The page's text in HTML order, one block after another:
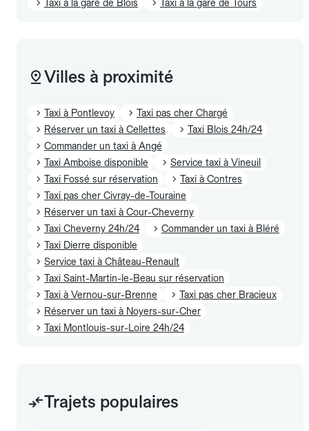
Taxi à la gare de Blois Taxi à la gare de Tours
Villes à proximité
Taxi à Pontlevoy
Taxi pas cher Chargé
Réserver un taxi à Cellettes
Taxi Blois 24h/24
Commander un taxi à Angé
Taxi Amboise disponible
Service taxi à Vineuil
Taxi Fossé sur réservation
Taxi à Contres
Taxi pas cher Civray-de-Touraine
Réserver un taxi à Cour-Cheverny
Taxi Cheverny 24h/24
Commander un taxi à Bléré
Taxi Dierre disponible
Service taxi à Château-Renault
Taxi Saint-Martin-le-Beau sur réservation
Taxi à Vernou-sur-Brenne
Taxi pas cher Bracieux
Réserver un taxi à Noyers-sur-Cher
Taxi Montlouis-sur-Loire 24h/24
Trajets populaires